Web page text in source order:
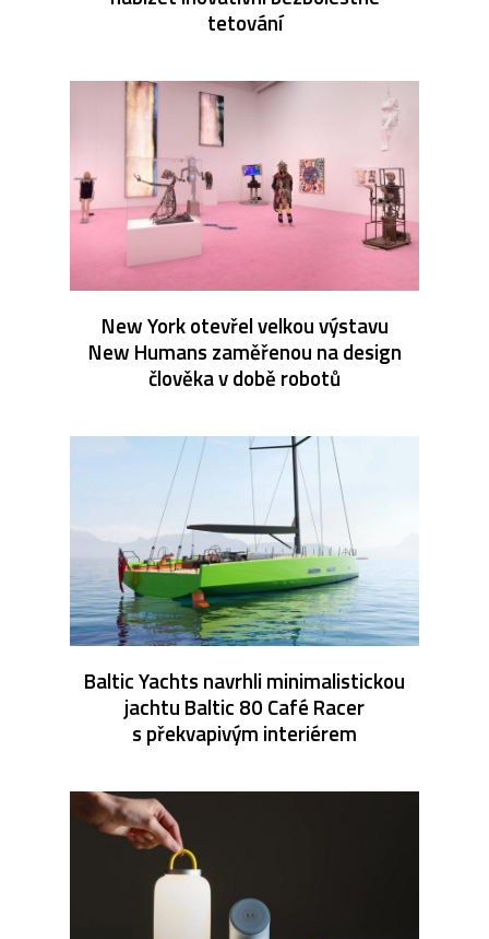
tetování
New York otevřel velkou výstavu
New Humans zaměřenou na design
člověka v době robotů
Baltic Yachts navrhli minimalistickou
jachtu Baltic 80 Café Racer
s překvapivým interiérem